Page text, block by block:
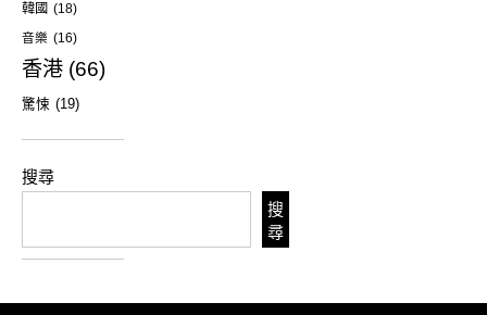
韓國 (18)
音樂 (16)
香港 (66)
驚悚 (19)
搜尋
搜
尋